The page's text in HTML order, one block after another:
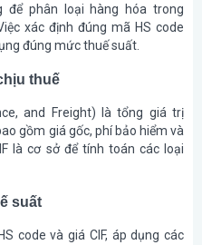
để phân loại hàng hóa trong
xác định đúng mã HS code
đúng mức thuế suất.
thuế
and Freight) là tổng giá trị
gồm giá gốc, phí bảo hiểm và
là cơ sở để tính toán các loại
suất
code và giá CIF, áp dụng các